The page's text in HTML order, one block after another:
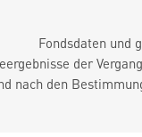
Fondsdaten und
der
nach den